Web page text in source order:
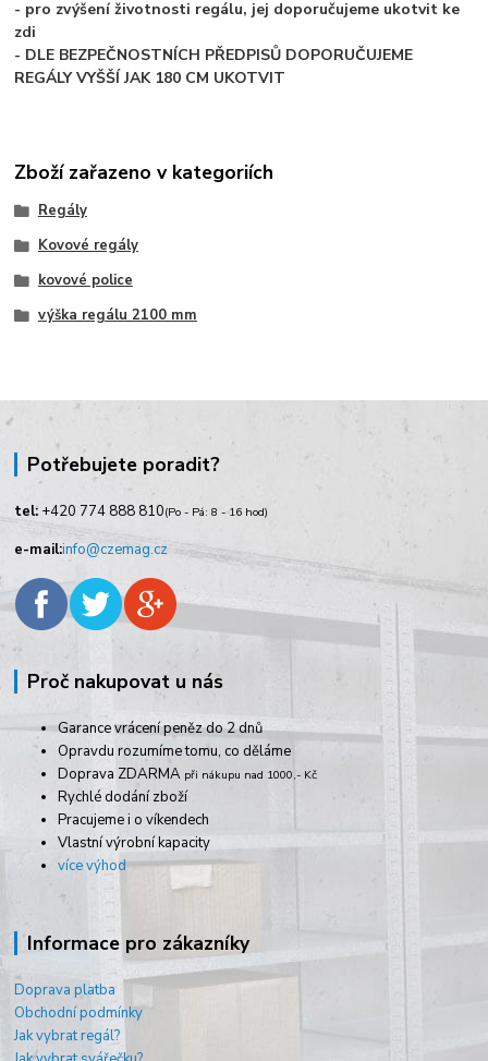
- pro zvýšení životnosti regálu, jej doporučujeme ukotvit ke
zdi
- DLE BEZPEČNOSTNÍCH PŘEDPISŮ DOPORUČUJEME
REGÁLY VYŠŠÍ JAK 180 CM UKOTVIT
Zboží zařazeno v kategoriích
Regály
Kovové regály
kovové police
výška regálu 2100 mm
Potřebujete poradit?
tel: +420 774 888 810(Po - Pá: 8 - 16 hod)
e-mail:info@czemag.cz
Proč nakupovat u nás
Garance vrácení peněz do 2 dnů
Opravdu rozumíme tomu, co děláme
Doprava ZDARMA při nákupu nad 1000,- Kč
Rychlé dodání zboží
Pracujeme i o víkendech
Vlastní výrobní kapacity
více výhod
Informace pro zákazníky
Doprava platba
Obchodní podmínky
Jak vybrat regál?